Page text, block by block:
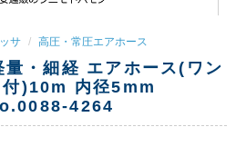
サ 高圧・常圧エアホース
・細経 エアホース(ワン
付)10m 内径5mm
4264